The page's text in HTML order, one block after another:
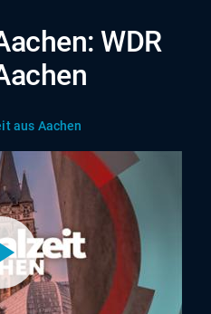
WDR
aus Aachen